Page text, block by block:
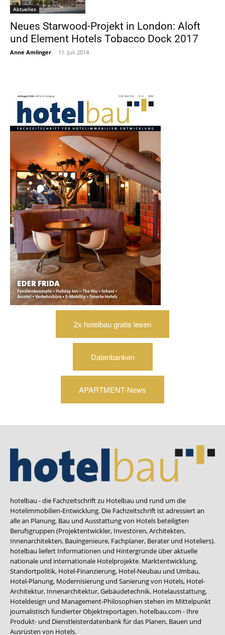
Aktuelles
Neues Starwood-Projekt in London: Aloft
und Element Hotels Tobacco Dock 2017
Anne Amlinger - 11. Juli 2014
2x hotelbau gratis lesen
Datenbanken
APARTMENT-News
hotelbau - die Fachzeitschrift zu Hotelbau und rund um die
Hotelimmobilien-Entwicklung. Die Fachzeitschrift ist adressiert an
alle an Planung, Bau und Ausstattung von Hotels beteiligten
Berufsgruppen (Projektentwickler, Investoren, Architekten,
Innenarchitekten, Bauingenieure, Fachplaner, Berater und Hoteliers).
hotelbau liefert Informationen und Hintergründe über aktuelle
nationale und internationale Hotelprojekte. Marktentwicklung,
Standortpolitik, Hotel-Finanzierung, Hotel-Neubau und Umbau,
Hotel-Planung, Modernisierung und Sanierung von Hotels, Hotel-
Architektur, Innenarchitektur, Gebäudetechnik, Hotelausstattung,
Hoteldesign und Management-Philosophien stehen im Mittelpunkt
journalistisch fundierter Objektreportagen. hotelbau.com - Ihre
Produkt- und Dienstleisterdatenbank für das Planen, Bauen und
Ausrüsten von Hotels.